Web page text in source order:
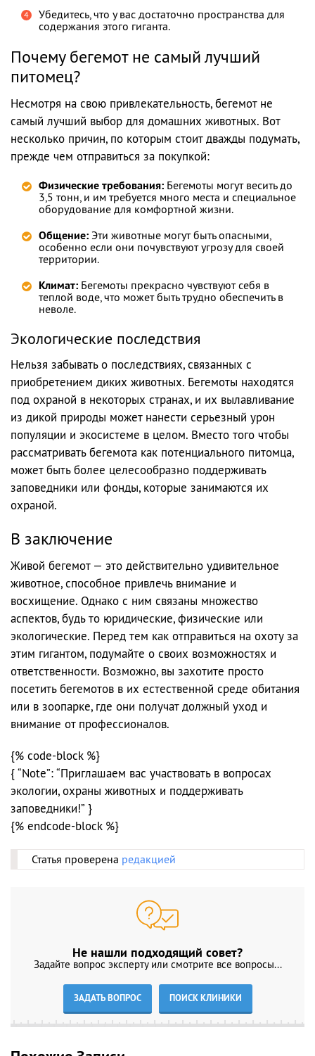
Убедитесь, что у вас достаточно пространства для
содержания этого гиганта.
Почему бегемот не самый лучший
питомец?
Несмотря на свою привлекательность, бегемот не
самый лучший выбор для домашних животных. Вот
несколько причин, по которым стоит дважды подумать,
прежде чем отправиться за покупкой:
Физические требования: Бегемоты могут весить до
3,5 тонн, и им требуется много места и специальное
оборудование для комфортной жизни.
Общение: Эти животные могут быть опасными,
особенно если они почувствуют угрозу для своей
территории.
Климат: Бегемоты прекрасно чувствуют себя в
теплой воде, что может быть трудно обеспечить в
неволе.
Экологические последствия
Нельзя забывать о последствиях, связанных с
приобретением диких животных. Бегемоты находятся
под охраной в некоторых странах, и их вылавливание
из дикой природы может нанести серьезный урон
популяции и экосистеме в целом. Вместо того чтобы
рассматривать бегемота как потенциального питомца,
может быть более целесообразно поддерживать
заповедники или фонды, которые занимаются их
охраной.
В заключение
Живой бегемот — это действительно удивительное
животное, способное привлечь внимание и
восхищение. Однако с ним связаны множество
аспектов, будь то юридические, физические или
экологические. Перед тем как отправиться на охоту за
этим гигантом, подумайте о своих возможностях и
ответственности. Возможно, вы захотите просто
посетить бегемотов в их естественной среде обитания
или в зоопарке, где они получат должный уход и
внимание от профессионалов.
{% code-block %}
{ “Note”: “Приглашаем вас участвовать в вопросах
экологии, охраны животных и поддерживать
заповедники!” }
{% endcode-block %}
Статья проверена редакцией
Не нашли подходящий совет?
Задайте вопрос эксперту или смотрите все вопросы...
ЗАДАТЬ ВОПРОС ПОИСК КЛИНИКИ